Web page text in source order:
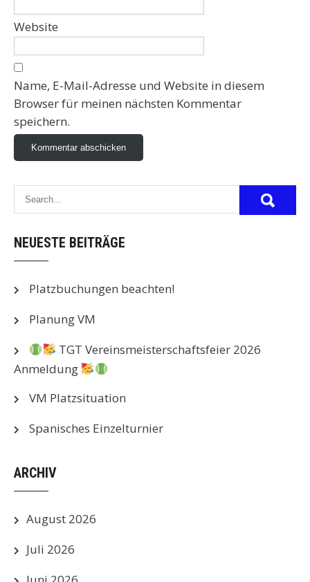
Website
Name, E-Mail-Adresse und Website in diesem
Browser für meinen nächsten Kommentar
speichern.
NEUESTE BEITRÄGE
Platzbuchungen beachten!
Planung VM
TGT Vereinsmeisterschaftsfeier 2026
Anmeldung
VM Platzsituation
Spanisches Einzelturnier
ARCHIV
August 2026
Juli 2026